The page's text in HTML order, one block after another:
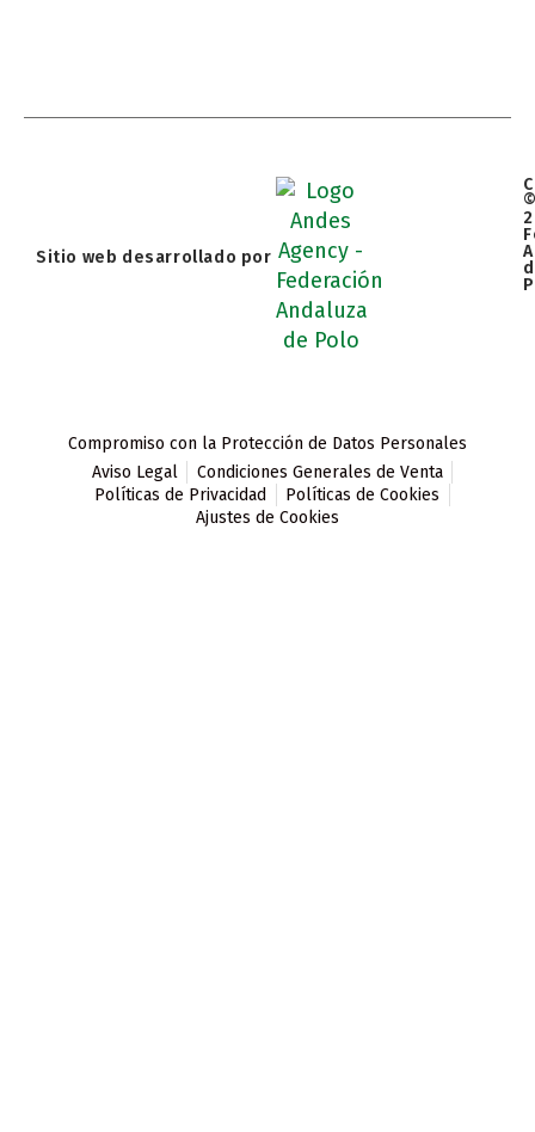
Sitio web desarrollado por
Compromiso con la Protección de Datos Personales
Aviso Legal
Condiciones Generales de Venta
Políticas de Privacidad
Políticas de Cookies
Ajustes de Cookies